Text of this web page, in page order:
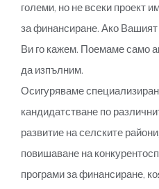
големи, но не всеки проект
за финансиране. Ако
Ви го кажем. Поемаме само
да изпълним.
Осигуряваме
кандидатстване по
развитие на селските
повишаване на
програми за финансиране,